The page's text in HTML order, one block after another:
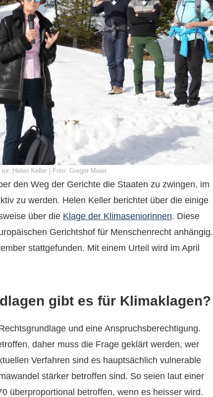
iur. Helen Keller | Foto: Gregor Meier
den Weg der Gerichte die Staaten zu zwingen, im
zu werden. Helen Keller berichtet über die einige
über die Klage der Klimaseniorinnen. Diese
Gerichtshof für Menschenrecht anhängig.
stattgefunden. Mit einem Urteil wird im April
gibt es für Klimaklagen?
und eine Anspruchsberechtigung.
daher muss die Frage geklärt werden, wer
Verfahren sind es hauptsächlich vulnerable
stärker betroffen sind. So seien laut einer
überproportional betroffen, wenn es heisser wird.